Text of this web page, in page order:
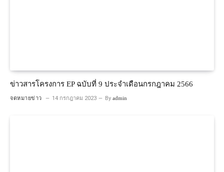
ข่าวสารโครงการ EP ฉบับที่ 9 ประจำเดือนกรกฎาคม 2566
จดหมายข่าว 14 กรกฎาคม 2023 By admin